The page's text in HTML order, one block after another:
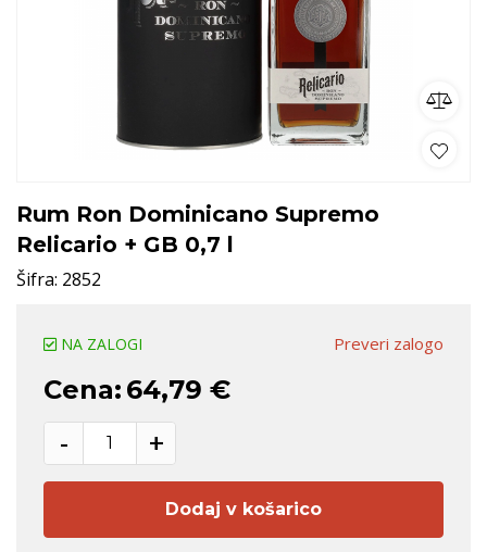
Rum Ron Dominicano Supremo
Relicario + GB 0,7 l
Šifra: 2852
Preveri zalogo
NA ZALOGI
Cena: 64,79 €
- +
Dodaj v košarico